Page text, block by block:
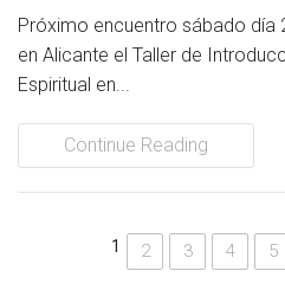
Próximo encuentro sábado día
en Alicante el Taller de
Espiritual en...
Continue Reading
1 2 3 4 5